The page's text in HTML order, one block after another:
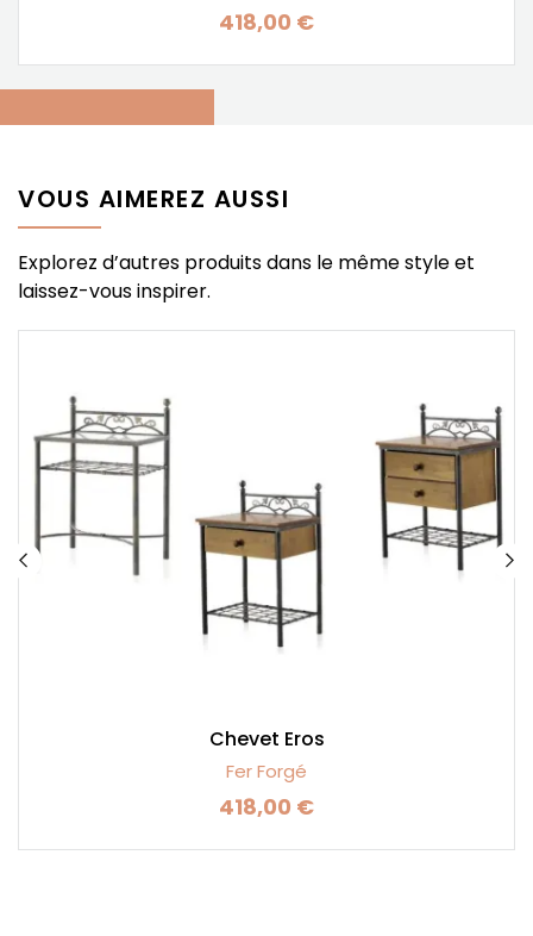
Prix
418,00 €
VOUS AIMEREZ AUSSI
Explorez d’autres produits dans le même style et
laissez-vous inspirer.
Chevet Eros
Fer Forgé
Prix
418,00 €